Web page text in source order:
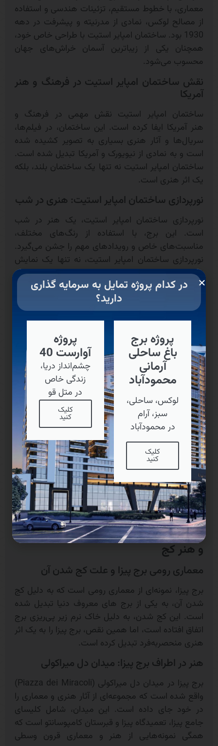
معماری، با خطوط مستقیم، تزئینات هندسی و استفاده
از مصالح لوکس، نمادی از مدرنیته و پیشرفت در دهه
1930 بود. ساختمان امپایر استیت با طراحی خاص خود،
همچنان یکی از زیباترین آسمان‌ خراش‌های جهان
محسوب می‌شود.
نقش ساختمان امپایر استیت در فرهنگ و هنر
آمریکا
ساختمان امپایر استیت نقش مهمی در فرهنگ و
هنر آمریکا ایفا کرده است. این ساختمان، در فیلم‌ها،
سریال‌ها و آثار هنری بسیاری به تصویر کشیده شده
است و به نمادی از نیویورک و آمریکا تبدیل شده است.
ساختمان امپایر استیت نه تنها یک ساختمان بلند، بلکه
یک اثر هنری است.
نورپردازی ساختمان امپایر استیت: هنری در شب
نورپردازی ساختمان امپایر استیت، یک هنر در شب
است. این برج، با استفاده از رنگ‌های مختلف،
مناسبت‌های خاص و رویدادهای مهم را جشن می‌گیرد.
نورپردازی ساختمان امپایر استیت، نه تنها یک نمایش
نور، بلکه یک اثر هنری است که هر شب میلیون‌ها نفر
را به خود جذب می‌کند.
برج پیزا، ایتالیا: تلفیقی از معماری رومی
و هنر کج
معماری رومی برج پیزا و علت کج شدن آن
برج پیزا، نمونه‌ای از معماری رومی است که به دلیل کج
شدن آن، به یکی از برج های معروف دنیا تبدیل شده
است. این کج شدن، به دلیل خاک نرم زیر پی‌ریزی برج
اتفاق افتاده است، اما همین نقص، برج پیزا را به یک اثر
هنری منحصربه‌فرد تبدیل کرده است.
هنر در اطراف برج پیزا: میدان دل‌ میراکولی
برج پیزا در میدان دل‌ میراکولی (Piazza dei Miracoli)
واقع شده است که مجموعه‌ای از آثار هنری و معماری را
در خود جای داده است. این میدان، شامل کلیسای
جامع پیزا، تعمیدگاه پیزا و قبرستان کامپوسانتو است که
همگی نمونه‌هایی از هنر و معماری قرون وسطی
در کدام پروژه تمایل به سرمایه گذاری
دارید؟
پروژه برج
باغ ساحلی
آرمانی
محمودآباد
لوکس، ساحلی،
سبز، آرام
در محمودآباد
کلیک
کنید
پروژه
آوارست 40
چشم‌انداز دریا،
زندگی خاص
در متل قو
کلیک
کنید